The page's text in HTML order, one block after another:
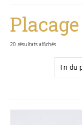
Placage
20 résultats affichésTrié
plus